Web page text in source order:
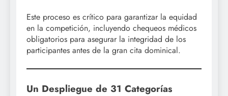
Este proceso es crítico para garantizar la equidad
en la competición, incluyendo chequeos médicos
obligatorios para asegurar la integridad de los
participantes antes de la gran cita dominical.
Un Despliegue de 31 Categorías